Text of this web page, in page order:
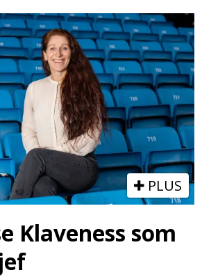
PLUS
Klaveness som